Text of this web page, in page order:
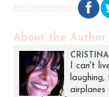
About the Author
I can't
laughing,
airplanes